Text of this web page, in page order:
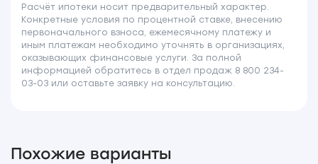
Расчёт ипотеки носит предварительный характер.
Конкретные условия по процентной ставке, внесению
первоначального взноса, ежемесячному платежу и
иным платежам необходимо уточнять в организациях,
оказывающих финансовые услуги. За полной
информацией обратитесь в отдел продаж 8 800 234-
03-03 или оставьте заявку на консультацию.
Похожие варианты